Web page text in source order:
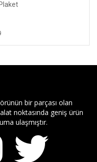
bir parçası olan
noktasında geniş ürün
ulaşmıştır.